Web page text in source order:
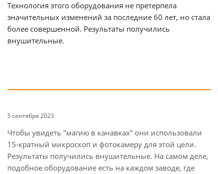
Технология этого оборудования не претерпела
значительных изменений за последние 60 лет, но стала
более совершенной. Результаты получились
внушительные.
5 сентября 2023
Чтобы увидеть "магию в канавках" они использовали
15-кратный микроскоп и фотокамеру для этой цели.
Результаты получились внушительные. На самом деле,
подобное оборудование есть на каждом заводе, где